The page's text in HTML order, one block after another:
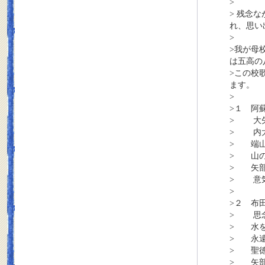
>
> 残念な
れ、思い
>
>我が母
は五高
>この校
ます。
>
>１ 阿蘇
> 大矢
> 内大
> 端山
> 山の
> 矢部
> 意気
>
>２ 布
> 思念
> 水を
> 永遠
> 聖徳
> 矢部